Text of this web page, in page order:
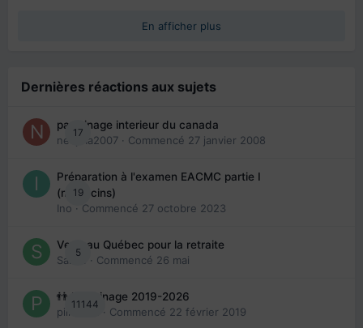
En afficher plus
Dernières réactions aux sujets
17
parrainage interieur du canada
nedjma2007 · Commencé 27 janvier 2008
19
Préparation à l'examen EACMC partie I
(médecins)
Ino · Commencé 27 octobre 2023
5
Venir au Québec pour la retraite
Sab74
· Commencé 26 mai
11144
👬 Parrainage 2019-2026
piinoush · Commencé 22 février 2019